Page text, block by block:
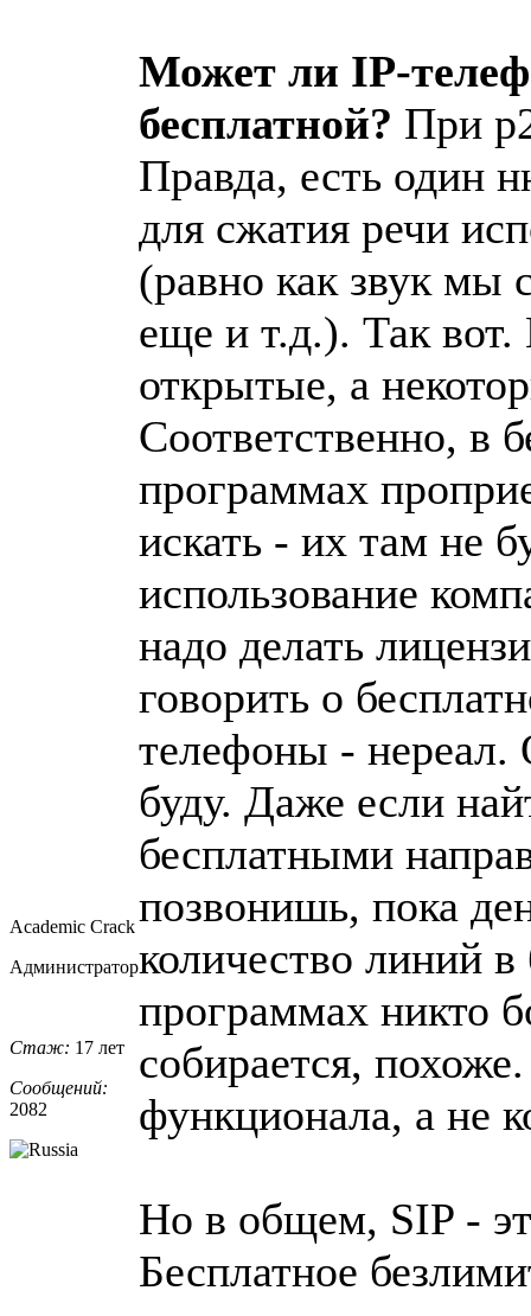
Academic Crack
Администратор
Стаж: 17 лет
Сообщений:
2082
Может ли IP-
бесплатной? При
Правда, есть один
для сжатия речи
(равно как звук мы
еще и т.д.). Так вот.
открытые, а
Соответственно, в
программах
искать - их там не
использование
надо делать
говорить о
телефоны - нереал.
буду. Даже если
бесплатными
позвонишь, пока
количество линий
программах никто
собирается,
функционала, а не
Но в общем, SIP -
Бесплатное